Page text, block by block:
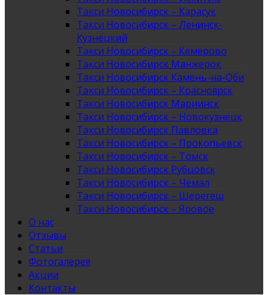
Такси Новосибирск – Карасук
Такси Новосибирск – Ленинск-
Кузнецкий
Такси Новосибирск – Кемерово
Такси Новосибирск Манжерок
Такси Новосибирск Камень-на-Оби
Такси Новосибирск – Красноярск
Такси Новосибирск Мариинск
Такси Новосибирск – Новокузнецк
Такси Новосибирск Павловка
Такси Новосибирск – Прокопьевск
Такси Новосибирск – Томск
Такси Новосибирск Рубцовск
Такси Новосибирск – Чемал
Такси Новосибирск – Шерегеш
Такси Новосибирск – Яровое
О нас
Отзывы
Статьи
Фотогалерея
Акции
Контакты